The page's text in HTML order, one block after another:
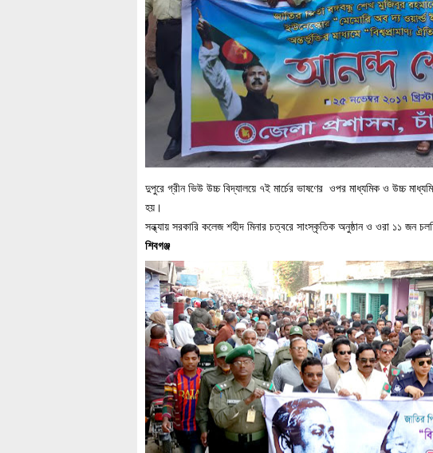
দুপুরে গ্রীন ভিউ উচ্চ বিদ্যালয়ে ৭ই মার্চের ভাষণের ওপর মাধ্যমিক ও উচ্চ
হয়।
সন্ধ্যায় সরকারি কলেজ শহীদ মিনার চত্বরে সাংস্কৃতিক অনুষ্ঠান ও ওরা ১১ জন
শিবগঞ্জ